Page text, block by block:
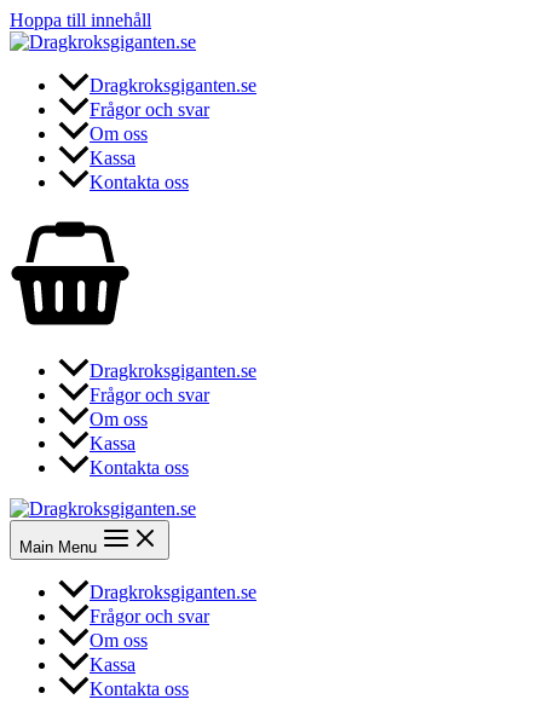
Hoppa till innehåll
Dragkroksgiganten.se
Frågor och svar
Om oss
Kassa
Kontakta oss
Dragkroksgiganten.se
Frågor och svar
Om oss
Kassa
Kontakta oss
Main Menu
Dragkroksgiganten.se
Frågor och svar
Om oss
Kassa
Kontakta oss